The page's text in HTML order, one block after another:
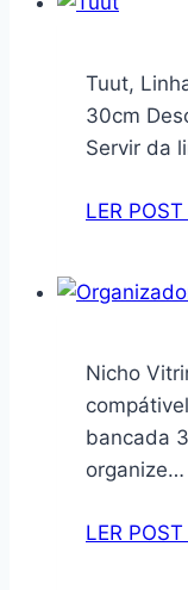
Tuut,
30cm
Servir da
LER
Nicho
bancada
organize…
LER